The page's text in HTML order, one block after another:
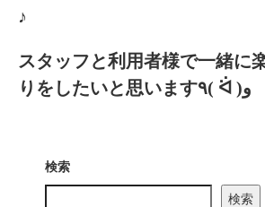
♪
スタッフと利用者様で一緒に
りをしたいと思います٩( ᐛ )و
検索
検索